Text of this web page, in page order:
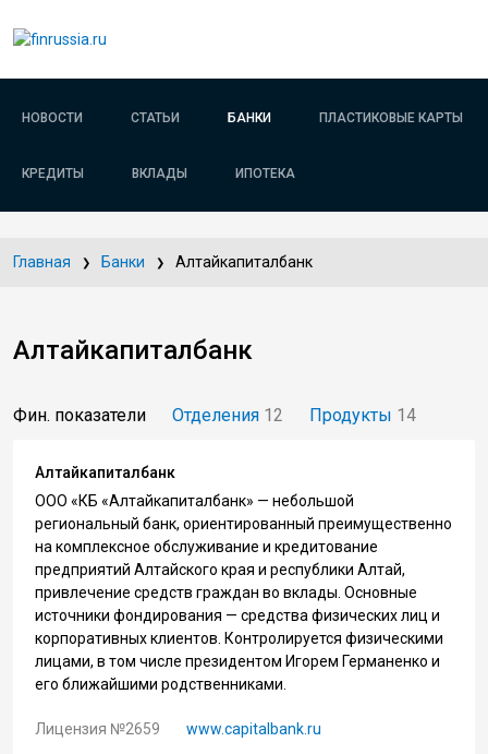
НОВОСТИ СТАТЬИ БАНКИ ПЛАСТИКОВЫЕ КАРТЫ
КРЕДИТЫ ВКЛАДЫ ИПОТЕКА
Главная Банки Алтайкапиталбанк
Алтайкапиталбанк
Фин. показатели Отделения 12 Продукты 14
Алтайкапиталбанк
ООО «КБ «Алтайкапиталбанк» — небольшой
региональный банк, ориентированный преимущественно
на комплексное обслуживание и кредитование
предприятий Алтайского края и республики Алтай,
привлечение средств граждан во вклады. Основные
источники фондирования — средства физических лиц и
корпоративных клиентов. Контролируется физическими
лицами, в том числе президентом Игорем Германенко и
его ближайшими родственниками.
Лицензия №2659 www.capitalbank.ru